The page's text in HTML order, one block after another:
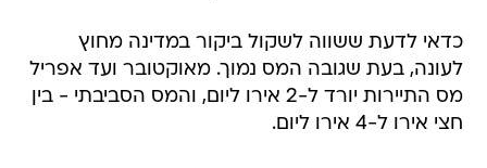
כדאי לדעת ששווה לשקול ביקור במדינה מחוץ
לעונה, בעת שגובה המס נמוך. מאוקטובר ועד אפריל
מס התיירות יורד ל-2 אירו ליום, והמס הסביבתי - בין
חצי אירו ל-4 אירו ליום.